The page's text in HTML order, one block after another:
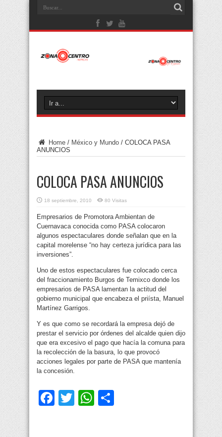
Home / México y Mundo / COLOCA PASA
ANUNCIOS
COLOCA PASA ANUNCIOS
18 septiembre, 2010 80 Visitas
Empresarios de Promotora Ambientan de
Cuernavaca conocida como PASA colocaron
algunos espectaculares donde señalan que en la
capital morelense “no hay certeza jurídica para las
inversiones”.
Uno de estos espectaculares fue colocado cerca
del fraccionamiento Burgos de Temixco donde los
empresarios de PASA lamentan la actitud del
gobierno municipal que encabeza el priísta, Manuel
Martínez Garrigos.
Y es que como se recordará la empresa dejó de
prestar el servicio por órdenes del alcalde quien dijo
que era excesivo el pago que hacía la comuna para
la recolección de la basura, lo que provocó
acciones legales por parte de PASA que mantenía
la concesión.
Facebook
TwitterWhatsApp